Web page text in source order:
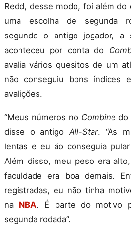
Redd, desse modo, foi além do
uma escolha de segunda
segundo o antigo jogador, a
aconteceu por conta do
avalia vários quesitos de um
não conseguiu bons índices
avalições.
“Meus números no Combine do
disse o antigoAll-Star. “As
lentas e eu ão conseguia
Além disso, meu peso era
faculdade era boa demais.
registradas, eu não tinha
na NBA. É parte do motivo
segunda rodada”.